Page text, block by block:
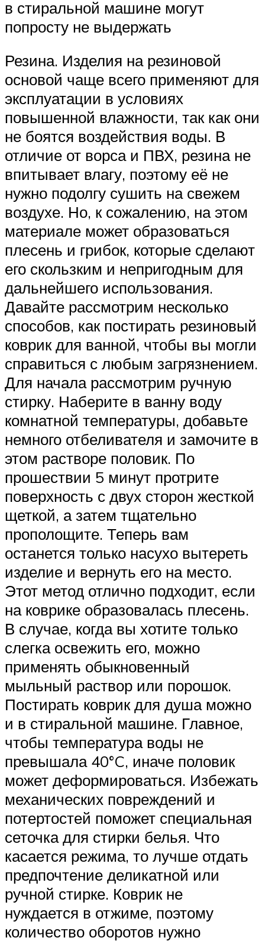
в стиральной машине могут
попросту не выдержать
Резина. Изделия на резиновой
основой чаще всего применяют для
эксплуатации в условиях
повышенной влажности, так как они
не боятся воздействия воды. В
отличие от ворса и ПВХ, резина не
впитывает влагу, поэтому её не
нужно подолгу сушить на свежем
воздухе. Но, к сожалению, на этом
материале может образоваться
плесень и грибок, которые сделают
его скользким и непригодным для
дальнейшего использования.
Давайте рассмотрим несколько
способов, как постирать резиновый
коврик для ванной, чтобы вы могли
справиться с любым загрязнением.
Для начала рассмотрим ручную
стирку. Наберите в ванну воду
комнатной температуры, добавьте
немного отбеливателя и замочите в
этом растворе половик. По
прошествии 5 минут протрите
поверхность с двух сторон жесткой
щеткой, а затем тщательно
прополощите. Теперь вам
останется только насухо вытереть
изделие и вернуть его на место.
Этот метод отлично подходит, если
на коврике образовалась плесень.
В случае, когда вы хотите только
слегка освежить его, можно
применять обыкновенный
мыльный раствор или порошок.
Постирать коврик для душа можно
и в стиральной машине. Главное,
чтобы температура воды не
превышала 40°C, иначе половик
может деформироваться. Избежать
механических повреждений и
потертостей поможет специальная
сеточка для стирки белья. Что
касается режима, то лучше отдать
предпочтение деликатной или
ручной стирке. Коврик не
нуждается в отжиме, поэтому
количество оборотов нужно